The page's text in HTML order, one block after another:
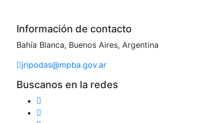
Información de contacto
Bahía Blanca, Buenos Aires, Argentina
jripodas@mpba.gov.ar
Buscanos en la redes